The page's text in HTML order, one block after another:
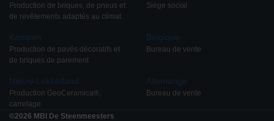
Production de briques, de pneus et
de revêtements adaptés au climat
Kampen
Production de pavés décoratifs et
de briques de parement
Nieuw-Lekkerland
Production GeoCeramica®,
carrelage
Siège social
Belgique
Bureau de vente
Allemange
Bureau de vente
©2026 MBI De Steenmeesters